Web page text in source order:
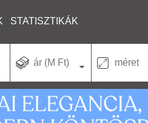
STATISZTIKÁK
ár (M Ft) méret